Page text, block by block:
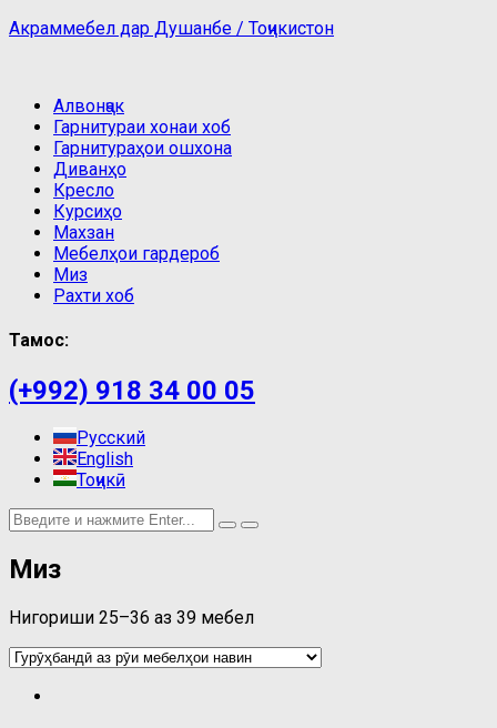
Акраммебел дар Душанбе / Тоҷикистон
Алвонҷак
Гарнитураи хонаи хоб
Гарнитураҳои ошхона
Диванҳо
Кресло
Курсиҳо
Махзан
Мебелҳои гардероб
Миз
Рахти хоб
Тамос:
(+992) 918 34 00 05
Русский
English
Тоҷикӣ
Миз
Нигориши 25–36 аз 39 мебел